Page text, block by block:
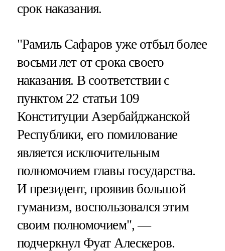
срок наказания.
"Рамиль Сафаров уже отбыл более
восьми лет от срока своего
наказания. В соответствии с
пунктом 22 статьи 109
Конституции Азербайджанской
Республики, его помилование
является исключительным
полномочием главы государства.
И президент, проявив большой
гуманизм, воспользовался этим
своим полномочием", —
подчеркнул Фуат Алескеров.